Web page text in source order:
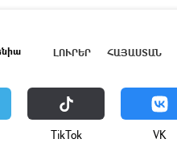
ԼՈՒՐԵՐ ՀԱՅԱՍՏԱՆ
ТikТоk VK